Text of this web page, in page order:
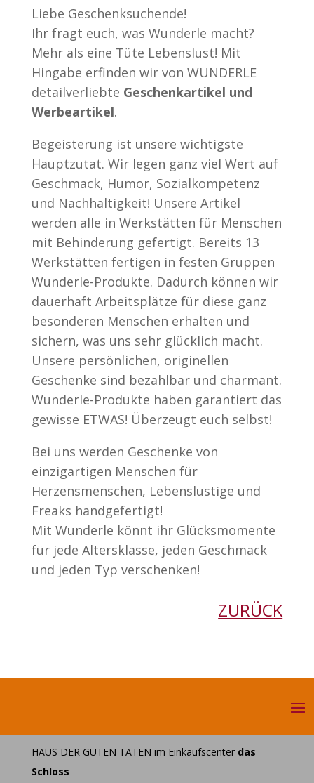
Liebe Geschenksuchende!
Ihr fragt euch, was Wunderle macht?
Mehr als eine Tüte Lebenslust! Mit
Hingabe erfinden wir von WUNDERLE
detailverliebte Geschenkartikel und
Werbeartikel.
Begeisterung ist unsere wichtigste
Hauptzutat. Wir legen ganz viel Wert auf
Geschmack, Humor, Sozialkompetenz
und Nachhaltigkeit! Unsere Artikel
werden alle in Werkstätten für Menschen
mit Behinderung gefertigt. Bereits 13
Werkstätten fertigen in festen Gruppen
Wunderle-Produkte. Dadurch können wir
dauerhaft Arbeitsplätze für diese ganz
besonderen Menschen erhalten und
sichern, was uns sehr glücklich macht.
Unsere persönlichen, originellen
Geschenke sind bezahlbar und charmant.
Wunderle-Produkte haben garantiert das
gewisse ETWAS! Überzeugt euch selbst!
Bei uns werden Geschenke von
einzigartigen Menschen für
Herzensmenschen, Lebenslustige und
Freaks handgefertigt!
Mit Wunderle könnt ihr Glücksmomente
für jede Altersklasse, jeden Geschmack
und jeden Typ verschenken!
ZURÜCK
HAUS DER GUTEN TATEN im Einkaufscenter das
Schloss